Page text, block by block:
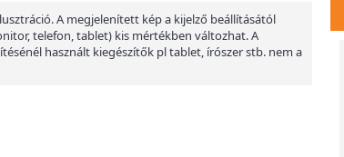
A megjelenített kép a kijelző beállításától
telefon, tablet) kis mértékben változhat. A
használt kiegészítők pl tablet, írószer stb. nem a